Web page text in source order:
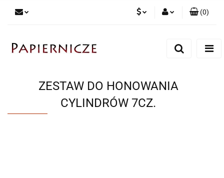
(0)
ZESTAW DO HONOWANIA
CYLINDRÓW 7CZ.